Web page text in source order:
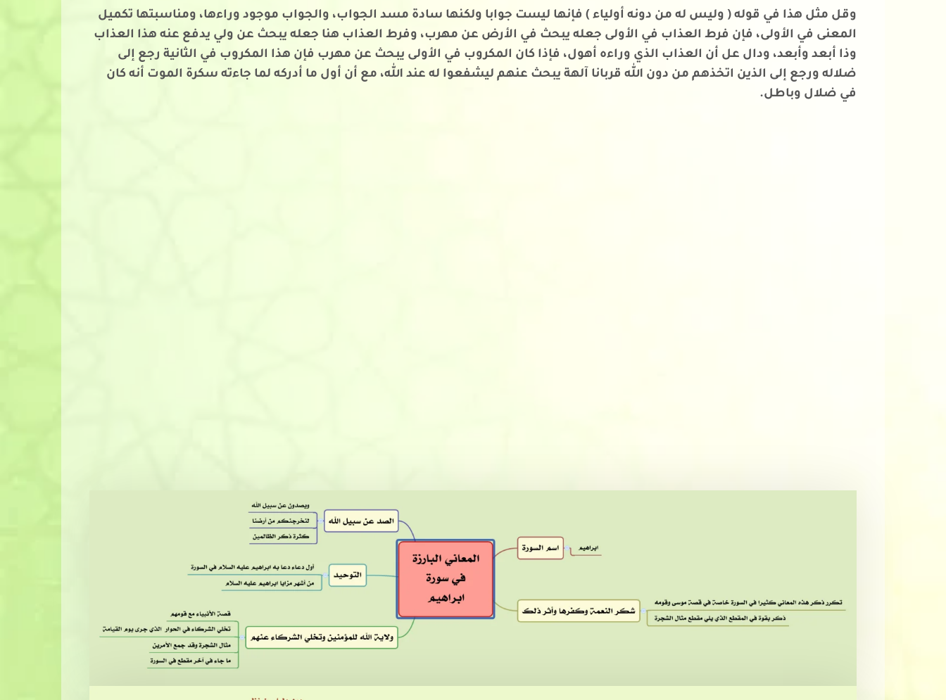
وقل مثل هذا في قوله ( وليس له من دونه أولياء ) فإنها ليست جوابا ولكنها سادة مسد الجواب، والجواب موجود وراءها، ومناسبتها تكميل
المعنى في الأولى، فإن فرط العذاب في الأولى جعله يبحث في الأرض عن مهرب، وفرط العذاب هنا جعله يبحث عن ولي يدفع عنه هذا العذاب
وذا أبعد وأبعد، ودال عل أن العذاب الذي وراءه أهول، فإذا كان المكروب في الأولى يبحث عن مهرب فإن هذا المكروب في الثانية رجع إلى
ضلاله ورجع إلى الذين اتخذهم من دون الله قربانا آلهة يبحث عنهم ليشفعوا له عند الله، مع أن أول ما أدركه لما جاءته سكرة الموت أنه كان
في ضلال وباطل.